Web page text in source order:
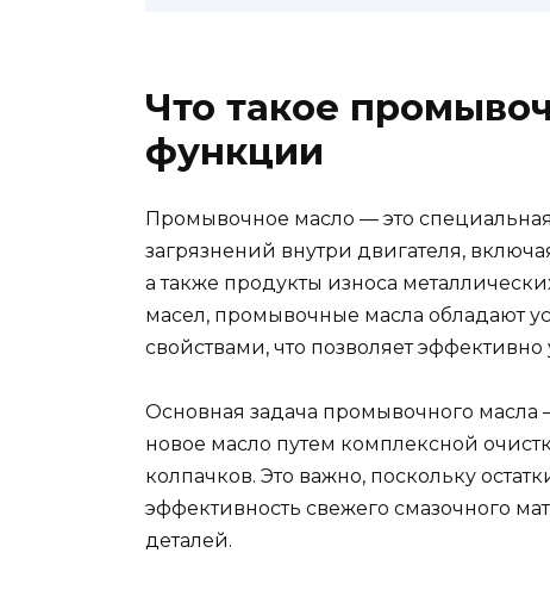
Что такое
функции
Промывочное масло — это
загрязнений внутри двигателя,
а также продукты износа
масел, промывочные масла
свойствами, что позволяет эффективно
Основная задача промывочного масла
новое масло путем комплексной
колпачков. Это важно, поскольку
эффективность свежего смазочного
деталей.